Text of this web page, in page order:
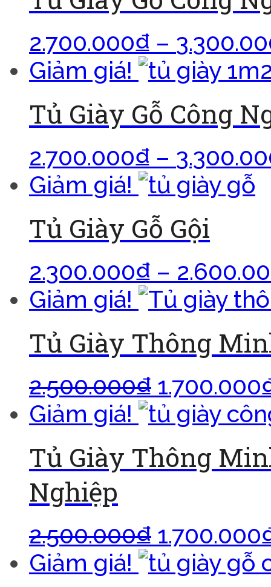
2.700.000₫ –
Giảm giá!
Tủ Giày Gỗ Công
2.700.000₫ –
Giảm giá!
Tủ Giày Gỗ Gội
2.300.000₫ –
Giảm giá!
Tủ Giày Thông
2.500.000₫ 1.700.000
Giảm giá!
Tủ Giày Thông
Nghiệp
2.500.000₫ 1.700.000
Giảm giá!